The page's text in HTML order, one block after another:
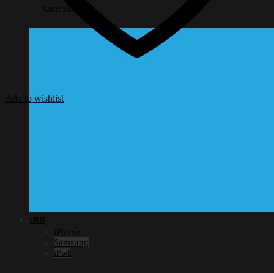
Android อื่นๆ
เคส
iPhone
Samsung
iPad
Add to wishlist